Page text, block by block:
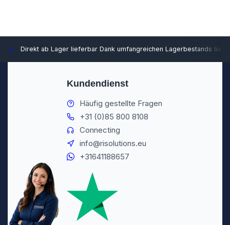
Direkt ab Lager lieferbar Dank umfangreichen Lagerbestands
Kundendienst
Häufig gestellte Fragen
+31 (0)85 800 8108
Connecting
info@risolutions.eu
+31641188657